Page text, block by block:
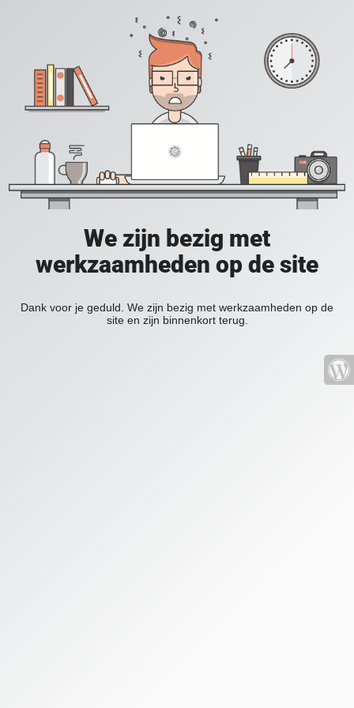
We zijn bezig met
werkzaamheden op de site
Dank voor je geduld. We zijn bezig met werkzaamheden op de
site en zijn binnenkort terug.